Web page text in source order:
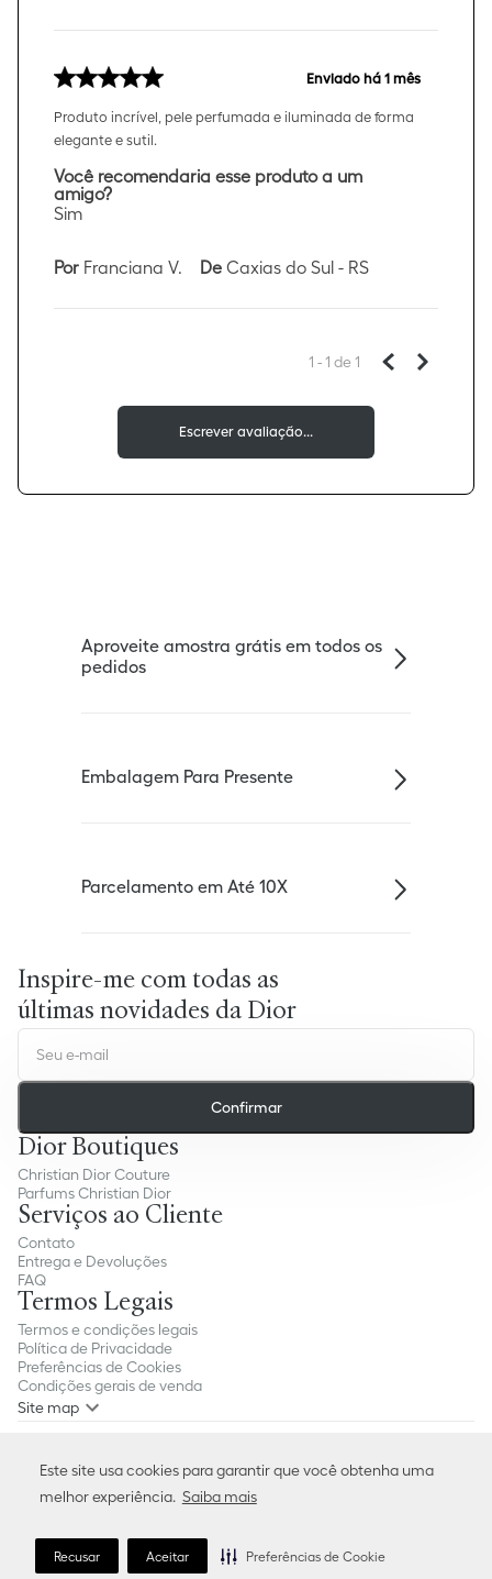
Este site usa cookies para garantir que você obtenha uma
melhor experiência. Saiba mais
Recusar Aceitar Preferências de Cookie
Enviado há 1 mês
Produto incrível, pele perfumada e iluminada de forma
elegante e sutil.
Você recomendaria esse produto a um
amigo?
Sim
Por Franciana V. De Caxias do Sul - RS
1 - 1de 1
Aproveite amostra grátis em todos os
pedidos
Embalagem Para Presente
Parcelamento em Até 10X
Inspire-me com todas as
últimas novidades da Dior
Confirmar
Dior Boutiques
Christian Dior Couture
Parfums Christian Dior
Serviços ao Cliente
Contato
Entrega e Devoluções
FAQ
Termos Legais
Termos e condições legais
Política de Privacidade
Preferências de Cookies
Condições gerais de venda
Site map
InstagramXFacebook
Brasil (Português)